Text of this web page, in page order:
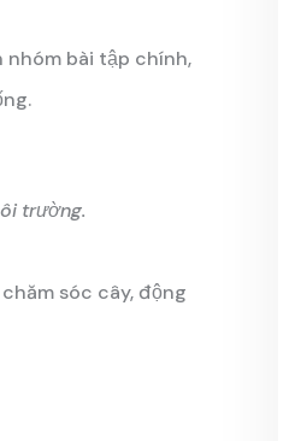
bài tập chính,
trường.
sóc cây, động